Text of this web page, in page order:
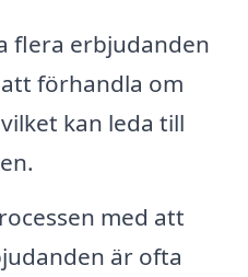
flera erbjudanden
förhandla om
kan leda till
med att
är ofta